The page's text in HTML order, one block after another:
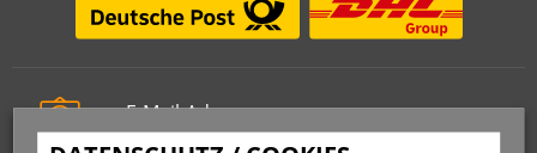
E-Mail-Adresse
info@stempelfritz.de